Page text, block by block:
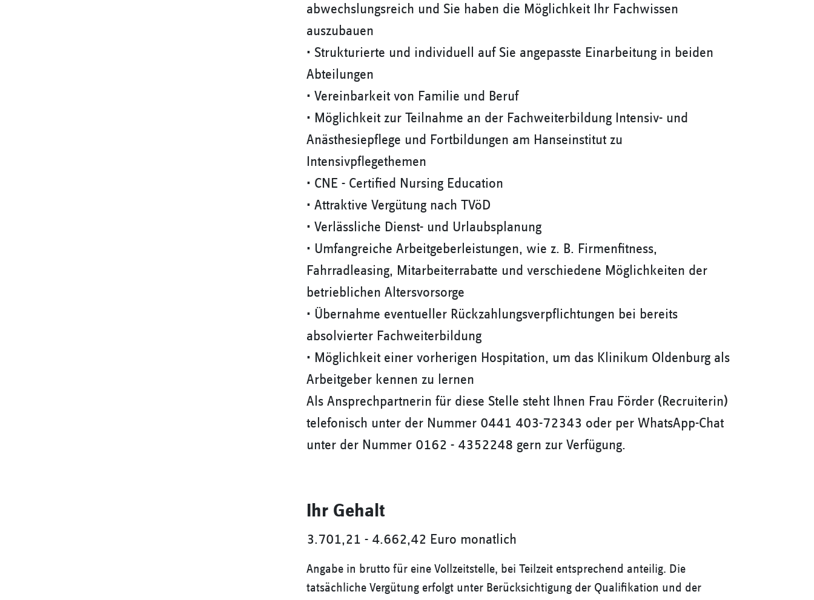
abwechslungsreich und Sie haben die Möglichkeit Ihr Fachwissen
auszubauen
• Strukturierte und individuell auf Sie angepasste Einarbeitung in beiden
Abteilungen
• Vereinbarkeit von Familie und Beruf
• Möglichkeit zur Teilnahme an der Fachweiterbildung Intensiv- und
Anästhesiepflege und Fortbildungen am Hanseinstitut zu
Intensivpflegethemen
• CNE - Certified Nursing Education
• Attraktive Vergütung nach TVöD
• Verlässliche Dienst- und Urlaubsplanung
• Umfangreiche Arbeitgeberleistungen, wie z. B. Firmenfitness,
Fahrradleasing, Mitarbeiterrabatte und verschiedene Möglichkeiten der
betrieblichen Altersvorsorge
• Übernahme eventueller Rückzahlungsverpflichtungen bei bereits
absolvierter Fachweiterbildung
• Möglichkeit einer vorherigen Hospitation, um das Klinikum Oldenburg als
Arbeitgeber kennen zu lernen
Als Ansprechpartnerin für diese Stelle steht Ihnen Frau Förder (Recruiterin)
telefonisch unter der Nummer 0441 403-72343 oder per WhatsApp-Chat
unter der Nummer 0162 - 4352248 gern zur Verfügung.
Ihr Gehalt
3.701,21 - 4.662,42 Euro monatlich
Angabe in brutto für eine Vollzeitstelle, bei Teilzeit entsprechend anteilig. Die
tatsächliche Vergütung erfolgt unter Berücksichtigung der Qualifikation und der